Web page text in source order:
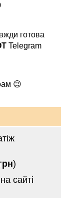
готова
Telegram
😉
)
сайті